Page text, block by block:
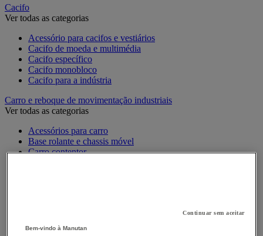
Cacifo
Ver todas as categorias
Acessório para cacifos e vestiários
Cacifo de moeda e multimédia
Cacifo específico
Cacifo monobloco
Cacifo para a indústria
Carro e reboque de movimentação industriais
Ver todas as categorias
Acessórios para carro
Base rolante e chassis móvel
Carro contentor
Carro para caixas
Continuar sem aceitar
Bem-vindo à Manutan